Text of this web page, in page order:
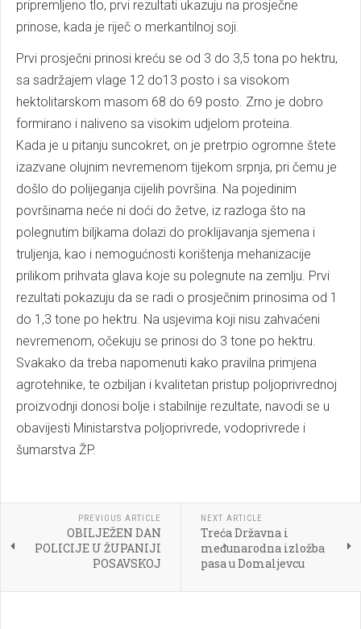
pripremljeno tlo, prvi rezultati ukazuju na prosječne
prinose, kada je riječ o merkantilnoj soji.
Prvi prosječni prinosi kreću se od 3 do 3,5 tona po hektru,
sa sadržajem vlage 12 do13 posto i sa visokom
hektolitarskom masom 68 do 69 posto. Zrno je dobro
formirano i naliveno sa visokim udjelom proteina.
Kada je u pitanju suncokret, on je pretrpio ogromne štete
izazvane olujnim nevremenom tijekom srpnja, pri čemu je
došlo do polijeganja cijelih površina. Na pojedinim
površinama neće ni doći do žetve, iz razloga što na
polegnutim biljkama dolazi do proklijavanja sjemena i
truljenja, kao i nemogućnosti korištenja mehanizacije
prilikom prihvata glava koje su polegnute na zemlju. Prvi
rezultati pokazuju da se radi o prosječnim prinosima od 1
do 1,3 tone po hektru. Na usjevima koji nisu zahvaćeni
nevremenom, očekuju se prinosi do 3 tone po hektru.
Svakako da treba napomenuti kako pravilna primjena
agrotehnike, te ozbiljan i kvalitetan pristup poljoprivrednoj
proizvodnji donosi bolje i stabilnije rezultate, navodi se u
obavijesti Ministarstva poljoprivrede, vodoprivrede i
šumarstva ŽP.
PREVIOUS ARTICLE
OBILJEŽEN DAN
POLICIJE U ŽUPANIJI
POSAVSKOJ
NEXT ARTICLE
Treća Državna i
međunarodna izložba
pasa u Domaljevcu